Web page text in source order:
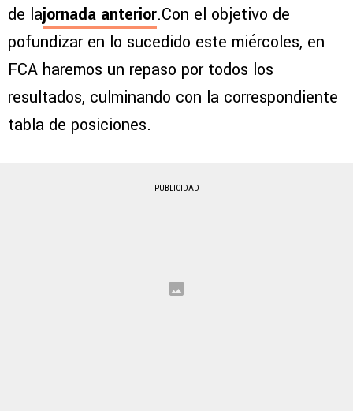
de lajornada anterior.Con el objetivo de
pofundizar en lo sucedido este miércoles, en
FCA haremos un repaso por todos los
resultados, culminando con la correspondiente
tabla de posiciones.
PUBLICIDAD